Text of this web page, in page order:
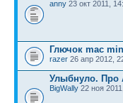
anny 23 окт 2011,
Глючок mac
razer 26 апр 2012,
Улыбнуло. Про
BigWally 22 ноя